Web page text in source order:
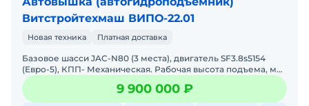
Витстройтехмаш ВИПО-22.01
Новая техника Платная доставка
Базовое шасси JAC-N80 (3 места), двигатель SF3.8s5154
(Евро-5), КПП- Механическая. Рабочая высота подъема, м
22,0, Номинальный боковой вылет, м 12,5, Номинальна
9 900 000 ₽